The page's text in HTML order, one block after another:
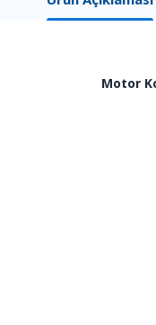
Motor